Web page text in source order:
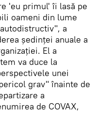
'eu primul' îi lasă pe
oameni din lume
a
şedinţei anuale a
El a
va duce la
unei
grav" înainte de
a
de COVAX,